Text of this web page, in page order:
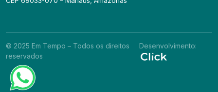
© 2025 Em Tempo – Todos os direitos
reservados
Desenvolvimento: